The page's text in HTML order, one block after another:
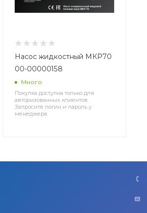
Насос жидкостный МКР70
00-00000158
Много
Покупка доступна только для
авторизованных клиентов.
Запросите логин и пароль у
менеджера.